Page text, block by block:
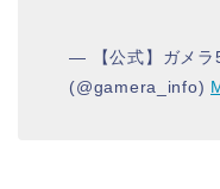
— 【公式】ガメラ
(@gamera_info)